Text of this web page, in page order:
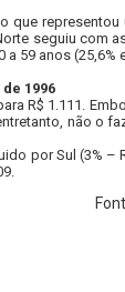
seguiu
anos (25,6%
1996
R$ 1.111.
não
por Sul (3%